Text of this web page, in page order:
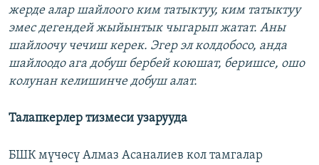
жерде алар шайлоого ким татыктуу, ким татыктуу
эмес дегендей жыйынтык чыгарып жатат. Аны
шайлоочу чечиш керек. Эгер эл колдобосо, анда
шайлоодо ага добуш бербей коюшат, беришсе, ошо
колунан келишинче добуш алат.
Талапкерлер тизмеси узарууда
БШК мүчөсү Алмаз Асаналиев кол тамгалар